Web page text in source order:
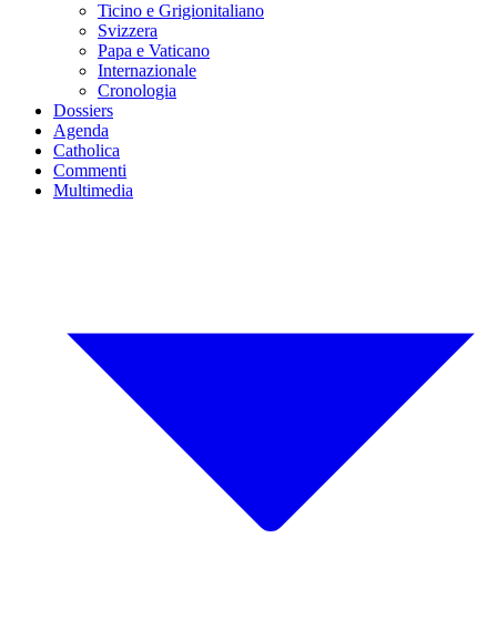
Ticino e Grigionitaliano
Svizzera
Papa e Vaticano
Internazionale
Cronologia
Dossiers
Agenda
Catholica
Commenti
Multimedia